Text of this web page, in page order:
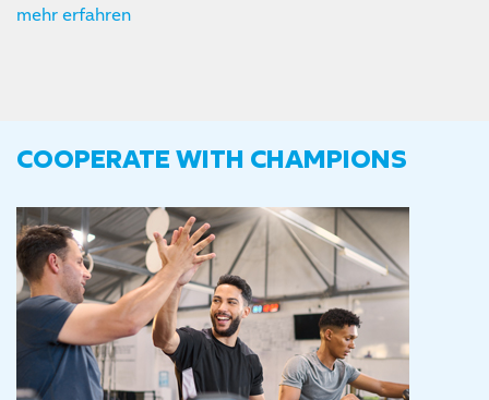
mehr erfahren
COOPERATE WITH CHAMPIONS